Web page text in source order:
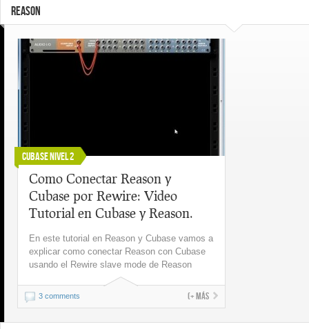
Korg lanza SDD-3000, el nuevo
Tutorial de CLA Effects, aprende a
REASON
Cubase Nivel 2
Como Conectar Reason y
Cubase por Rewire: Video
Tutorial en Cubase y Reason.
En este tutorial en Reason y Cubase vamos a
explicar como conectar Reason con Cubase
usando el Rewire slave mode de Reason
3 comments (+ más